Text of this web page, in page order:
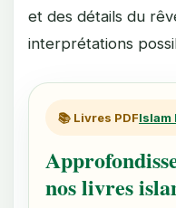
et des détails du
interprétations
📚 Livres PDFIslam
nos livres